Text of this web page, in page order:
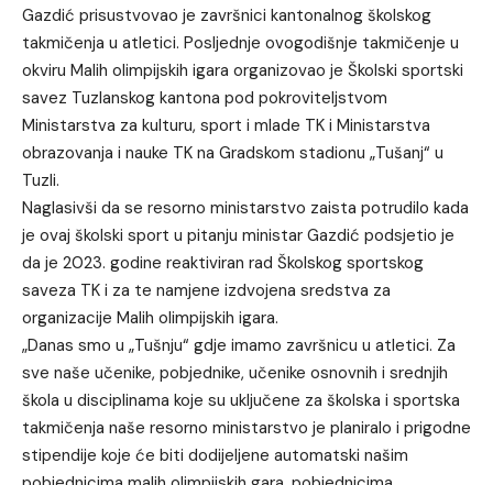
Gazdić prisustvovao je završnici kantonalnog školskog
takmičenja u atletici. Posljednje ovogodišnje takmičenje u
okviru Malih olimpijskih igara organizovao je Školski sportski
savez Tuzlanskog kantona pod pokroviteljstvom
Ministarstva za kulturu, sport i mlade TK i Ministarstva
obrazovanja i nauke TK na Gradskom stadionu „Tušanj“ u
Tuzli.
Naglasivši da se resorno ministarstvo zaista potrudilo kada
je ovaj školski sport u pitanju ministar Gazdić podsjetio je
da je 2023. godine reaktiviran rad Školskog sportskog
saveza TK i za te namjene izdvojena sredstva za
organizacije Malih olimpijskih igara.
„Danas smo u „Tušnju“ gdje imamo završnicu u atletici. Za
sve naše učenike, pobjednike, učenike osnovnih i srednjih
škola u disciplinama koje su uključene za školska i sportska
takmičenja naše resorno ministarstvo je planiralo i prigodne
stipendije koje će biti dodijeljene automatski našim